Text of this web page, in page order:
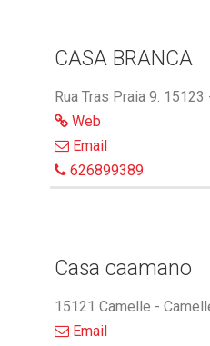
CASA BRANCA
Rua Tras Praia 9. 15123
Web
Email
626899389
Casa caamano
15121 Camelle -
Email